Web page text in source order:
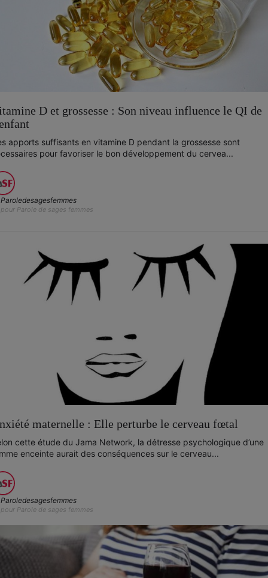
D et grossesse : Son niveau influence le QI de
apports suffisants en vitamine D pendant la grossesse sont
pour favoriser le bon développement du cervea...
Paroledesagesfemmes
pour Parole de sages femmes
maternelle : Elle perturbe le cerveau fœtal
cette étude du Jama Network, la détresse psychologique d’une
enceinte aurait des conséquences sur le cerveau...
Paroledesagesfemmes
pour Parole de sages femmes